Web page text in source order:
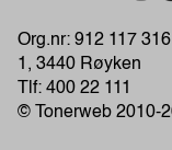
Org.nr: 912 117
1, 3440 Røyken
Tlf: 400 22 111
© Tonerweb 2010-